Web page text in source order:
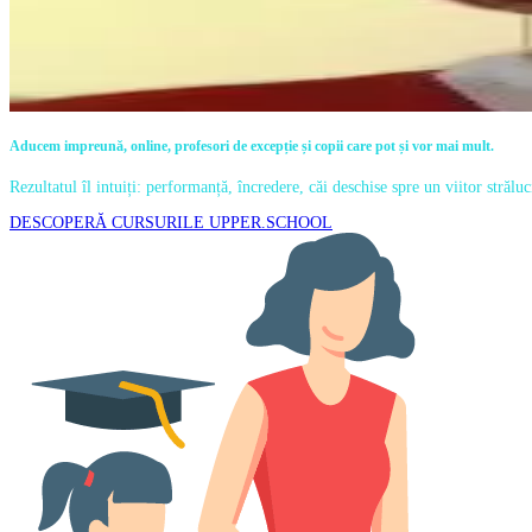
Aducem impreună, online, profesori de excepție și copii care pot și vor mai mult.
Rezultatul îl intuiți: performanță, încredere, căi deschise spre un viitor
DESCOPERĂ CURSURILE UPPER.SCHOOL